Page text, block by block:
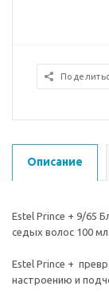
Описание
Estel Prince + 9/65
седых волос 100 мл.
Estel Prince +
настроению и